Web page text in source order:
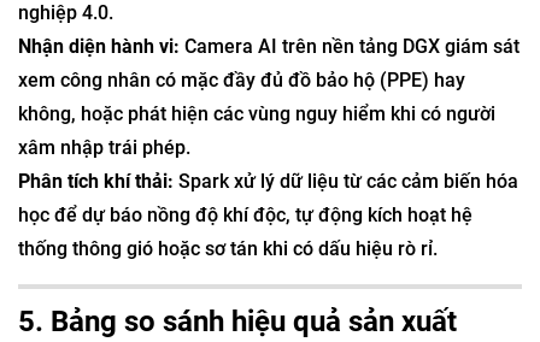
nghiệp 4.0.
Nhận diện hành vi: Camera AI trên nền tảng DGX giám sát
xem công nhân có mặc đầy đủ đồ bảo hộ (PPE) hay
không, hoặc phát hiện các vùng nguy hiểm khi có người
xâm nhập trái phép.
Phân tích khí thải: Spark xử lý dữ liệu từ các cảm biến hóa
học để dự báo nồng độ khí độc, tự động kích hoạt hệ
thống thông gió hoặc sơ tán khi có dấu hiệu rò rỉ.
5. Bảng so sánh hiệu quả sản xuất